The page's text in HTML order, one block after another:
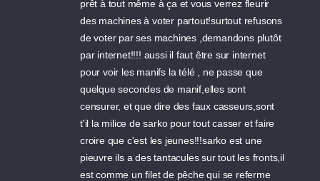
prêt à tout même à ça et vous verrez fleurir
des machines à voter partout!surtout refusons
de voter par ses machines ,demandons plutôt
par internet!!!! aussi il faut être sur internet
pour voir les manifs la télé , ne passe que
quelque secondes de manif,elles sont
censurer, et que dire des faux casseurs,sont
t'il la milice de sarko pour tout casser et faire
croire que c'est les jeunes!!!sarko est une
pieuvre ils a des tantacules sur tout les fronts,il
est comme un filet de pêche qui se referme